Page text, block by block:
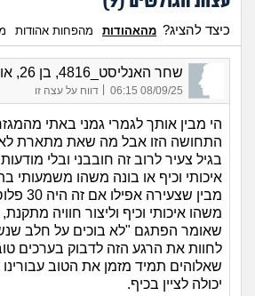
כיצד להציג? מהאהודות מהפחות אהודות
שחר האנליסט_4816, בן 26, אורח
08/09/25 06:15
| דווח על עצה זו
הי מבין אותך לגמרי גמני באתי
התחושה הזו אבל מה שאת מתארת
בגיל צעיר לרוב זה חובבני ובלי
איכותי וכיף או בונה משהו משמעותי
מבין
משהו איכותי וכיף וליצור חוויה
שאומר הפתגם "לא בוכים על חלב
לחוות את הרגע הזה לדבוק בערכים
שאלוהים תמיד מזמן את הטוב
יכולה לציין בכיף.